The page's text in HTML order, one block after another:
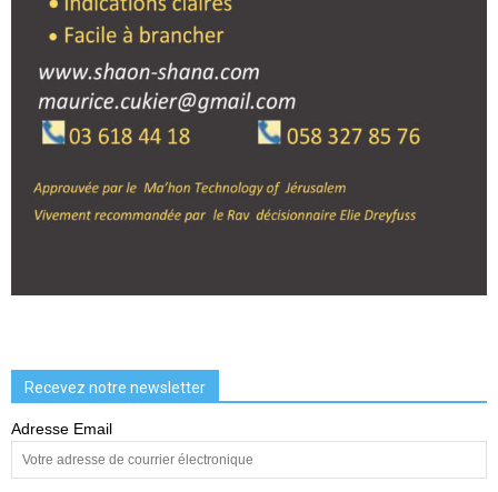
Recevez notre newsletter
Adresse Email